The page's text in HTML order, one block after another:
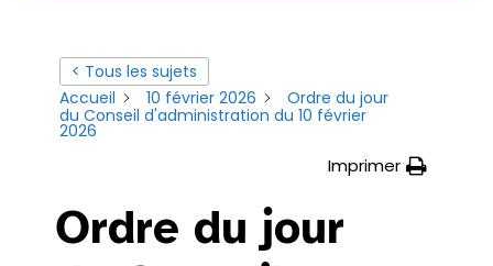
< Tous les sujets
Accueil
10 février 2026
Ordre du jour
du Conseil d'administration du 10 février
2026
Imprimer
Ordre du jour